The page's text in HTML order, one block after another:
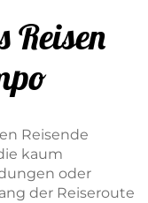
Reisen
Reisende
kaum
oder
der Reiseroute